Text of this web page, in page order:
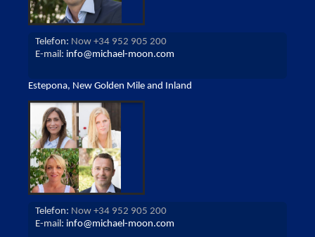
Telefon: Now +34 952 905 200
E-mail: info@michael-moon.com
Estepona, New Golden Mile and Inland
Telefon: Now +34 952 905 200
E-mail: info@michael-moon.com